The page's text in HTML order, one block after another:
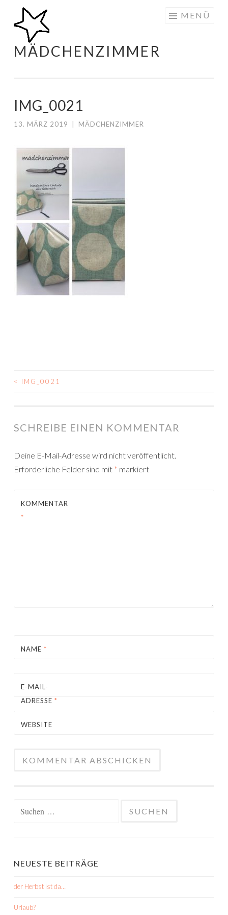
Zum
Inhalt
springen
MÄDCHENZIMMER
MENÜ
IMG_0021
13. MÄRZ 2019 MÄDCHENZIMMER
BEITRAGSNAVIGATION
< IMG_0021
SCHREIBE EINEN KOMMENTAR
Deine E-Mail-Adresse wird nicht veröffentlicht.
Erforderliche Felder sind mit * markiert
KOMMENTAR
*
NAME *
E-MAIL-
ADRESSE *
WEBSITE
NEUESTE BEITRÄGE
der Herbst ist da…
Urlaub?